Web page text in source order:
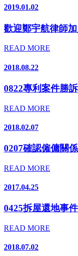
2019.01.02
歡迎鄭宇航律師
READ MORE
2018.08.22
0822專利案件勝訴
READ MORE
2018.02.07
0207確認僱傭關
READ MORE
2017.04.25
0425拆屋還地事
READ MORE
2018.07.02